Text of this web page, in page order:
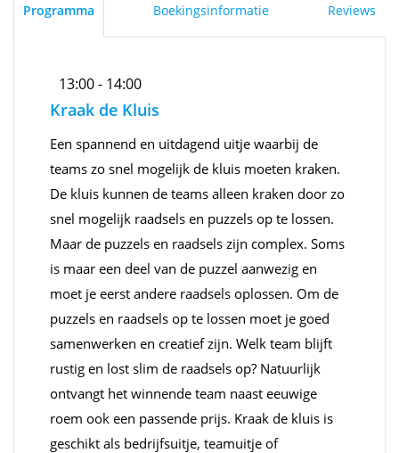
Programma Boekingsinformatie Reviews
13:00 - 14:00
Kraak de Kluis
Een spannend en uitdagend uitje waarbij de
teams zo snel mogelijk de kluis moeten kraken.
De kluis kunnen de teams alleen kraken door zo
snel mogelijk raadsels en puzzels op te lossen.
Maar de puzzels en raadsels zijn complex. Soms
is maar een deel van de puzzel aanwezig en
moet je eerst andere raadsels oplossen. Om de
puzzels en raadsels op te lossen moet je goed
samenwerken en creatief zijn. Welk team blijft
rustig en lost slim de raadsels op? Natuurlijk
ontvangt het winnende team naast eeuwige
roem ook een passende prijs. Kraak de kluis is
geschikt als bedrijfsuitje, teamuitje of